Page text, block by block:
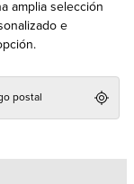
amplia selección
e